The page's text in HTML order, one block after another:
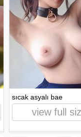
sıcak asyalı bae
view full